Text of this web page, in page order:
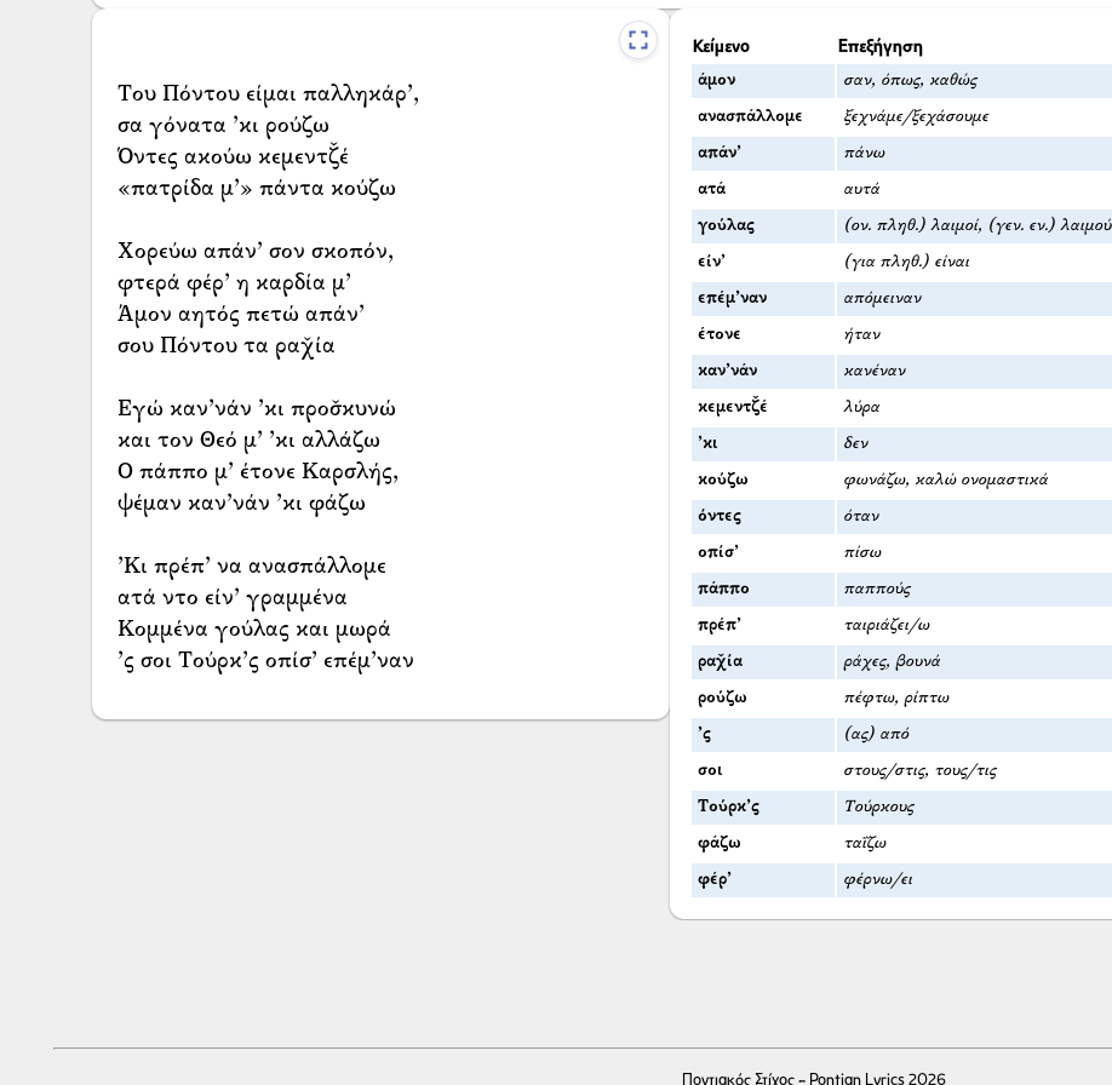
Του Πόντου είμαι παλληκάρ’,
σα γόνατα ’κι ρούζω
Όντες ακούω κεμεντζ̌έ
«πατρίδα μ’» πάντα κούζω
Χορεύω απάν’ σον σκοπόν,
φτερά φέρ’ η καρδία μ’
Άμον αητός πετώ απάν’
σου Πόντου τα ραχ̌ία
Εγώ καν’νάν ’κι προσ̌κυνώ
και τον Θεό μ’ ’κι αλλάζω
Ο πάππο μ’ έτονε Καρσλής,
ψέμαν καν’νάν ’κι φάζω
’Κι πρέπ’ να ανασπάλλομε
ατά ντο είν’ γραμμένα
Κομμένα γούλας και μωρά
’ς σοι Τούρκ’ς οπίσ’ επέμ’ναν
Κείμενο Επεξήγηση
άμον σαν, όπως, καθώς
ανασπάλλομε ξεχνάμε/ξεχάσουμε
απάν’ πάνω
ατά αυτά
γούλας (ον. πληθ.) λαιμοί, (γεν. εν.) λαιμού
είν’ (για πληθ.) είναι
επέμ’ναν απόμειναν
έτονε ήταν
καν’νάν κανέναν
κεμεντζ̌έ λύρα
’κι δεν
κούζω φωνάζω, καλώ ονομαστικά
όντες όταν
οπίσ’ πίσω
πάππο παππούς
πρέπ’ ταιριάζει/ω
ραχ̌ία ράχες, βουνά
ρούζω πέφτω, ρίπτω
’ς (ας) από
σοι στους/στις, τους/τις
Τούρκ’ς Τούρκους
φάζω ταΐζω
φέρ’ φέρνω/ει
Ποντιακός Στίχος - Pontian Lyrics 2026